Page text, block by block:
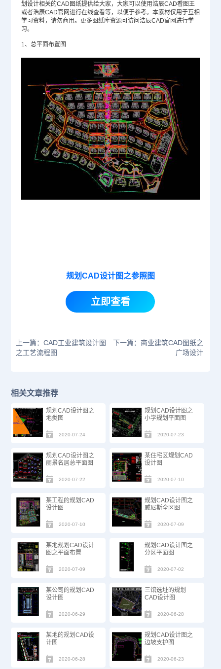
划设计相关的CAD图纸提供给大家，大家可以使用浩辰CAD看图王
或者浩辰CAD官网进行在线查看等，以便于参考。本素材仅用于互相
学习资料，请勿商用。更多图纸库资源可访问浩辰CAD官网进行学
习。
1、总平面布置图
规划CAD设计图之参照图
立即查看
上一篇：CAD工业建筑设计图
之工艺流程图
下一篇：商业建筑CAD图纸之
广场设计
相关文章推荐
规划CAD设计图之
地类图
2020-07-24
规划CAD设计图之
小学规划平面图
2020-07-23
规划CAD设计图之
丽景名居总平面图
2020-07-22
某住宅区规划CAD
设计图
2020-07-10
某工程的规划CAD
设计图
2020-07-10
规划CAD设计图之
威尼斯全区图
2020-07-09
某地规划CAD设计
图之平面布置
2020-07-09
规划CAD设计图之
分区平面图
2020-07-02
某公司的规划CAD
设计图
2020-06-29
三馆选址的规划
CAD设计图
2020-06-28
某地的规划CAD设
计图
2020-06-28
规划CAD设计图之
边坡支护图
2020-06-23